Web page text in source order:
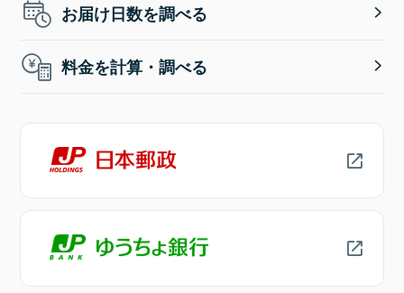
お届け日数を調べる
料金を計算・調べる